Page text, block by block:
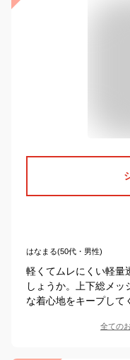
はなまる(50代・男性)
軽くてムレにくい軽量
しょうか。上下総メ
な着心地をキープして
全ての